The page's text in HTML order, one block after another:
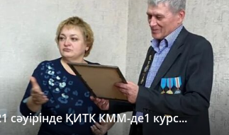
сәуірінде ҚИТК КММ-де1 курс...